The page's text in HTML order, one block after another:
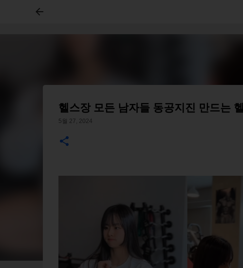
헬스장 모든 남자들 동공지진 만드는
5월 27, 2024